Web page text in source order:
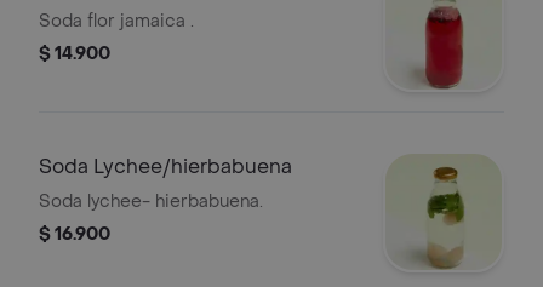
Soda flor jamaica .
$ 14.900
Soda Lychee/hierbabuena
Soda lychee- hierbabuena.
$ 16.900